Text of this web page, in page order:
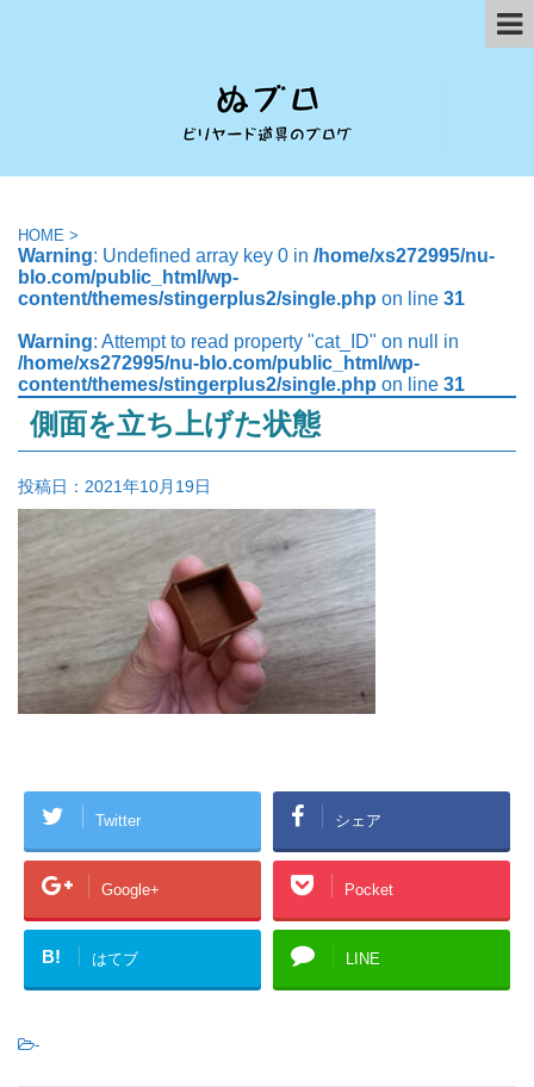
HOME >
Warning: Undefined array key 0 in /home/xs272995/nu-
blo.com/public_html/wp-
content/themes/stingerplus2/single.php on line 31
Warning: Attempt to read property "cat_ID" on null in
/home/xs272995/nu-blo.com/public_html/wp-
content/themes/stingerplus2/single.php on line 31
側面を立ち上げた状態
投稿日： 2021年10月19日
Twitter シェア
Google+ Pocket
B! はてブ LINE
-